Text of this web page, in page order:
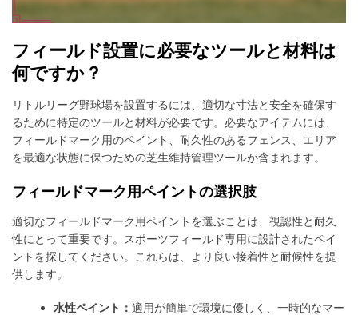
フィールド設置に必要なツールと材料は
何ですか？
リトルリーグ野球場を設置するには、適切な寸法と安全を確保す
るために特定のツールと材料が必要です。必要なアイテムには、
フィールドマーク用のペイント、耐久性のあるフェンス、エリア
を最適な状態に保つための芝生維持管理ツールが含まれます。
フィールドマーク用ペイントの選択肢
適切なフィールドマーク用ペイントを選ぶことは、視認性と耐久
性にとって重要です。スポーツフィールド専用に設計されたペイ
ントを探してください。これらは、より良い接着性と耐候性を提
供します。
水性ペイント：適用が簡単で環境に優しく、一時的なマー